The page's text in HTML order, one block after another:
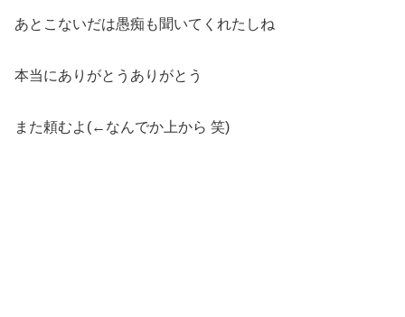
あとこないだは愚痴も聞いてくれたしね
本当にありがとうありがとう
また頼むよ(←なんでか上から 笑)